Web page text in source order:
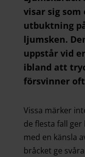
visar sig
utbuktning
ljumsken.
uppstår vid
ibland att
försvinner
Vissa märker
de flesta fall
med en känsla
bråcket ge